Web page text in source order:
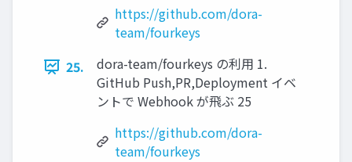
https://github.com/dora-
team/fourkeys
25.
dora-team/fourkeys の利⽤ 1.
GitHub Push,PR,Deployment イベ
ントで Webhook が⾶ぶ 25
https://github.com/dora-
team/fourkeys